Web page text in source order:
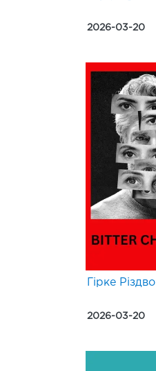
2026-03-20
Гірке Різдво
2026-03-20